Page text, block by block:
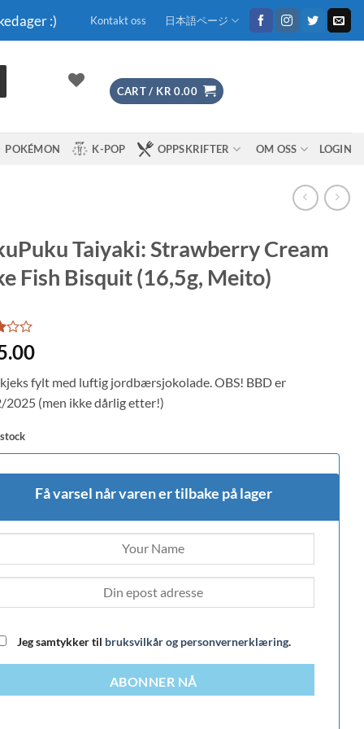
:) Kontakt oss 日本語ページ
CART / KR 0.00
POKÉMON K-POP OPPSKRIFTER OM OSS LOGIN
Taiyaki: Strawberry Cream
Fish Bisquit (16,5g, Meito)
fylt med luftig jordbærsjokolade. OBS! BBD er
2025 (men ikke dårlig etter!)
Få varsel når varen er tilbake på lager
Jeg samtykker til bruksvilkår og personvernerklæring.
ABONNER NÅ